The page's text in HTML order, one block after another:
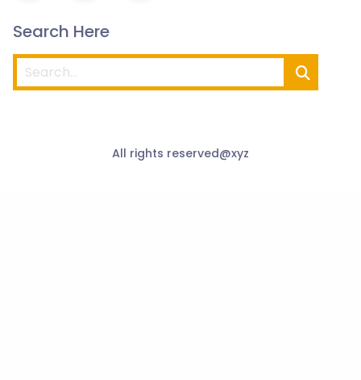
Search Here
All rights reserved@xyz